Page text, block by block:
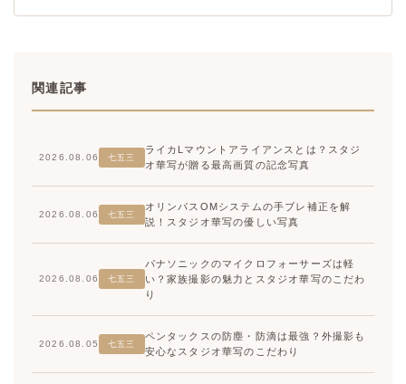
関連記事
2026.08.06 七五三
ライカLマウントアライアンスとは？スタジ
オ華写が贈る最高画質の記念写真
2026.08.06 七五三
オリンパスOMシステムの手ブレ補正を解
説！スタジオ華写の優しい写真
2026.08.06 七五三
パナソニックのマイクロフォーサーズは軽
い？家族撮影の魅力とスタジオ華写のこだわ
り
2026.08.05 七五三
ペンタックスの防塵・防滴は最強？外撮影も
安心なスタジオ華写のこだわり